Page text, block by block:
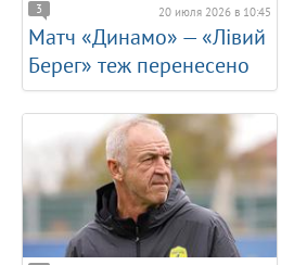
3 20 июля 2026 в 10:45
Матч «Динамо» — «Лівий
Берег» теж перенесено